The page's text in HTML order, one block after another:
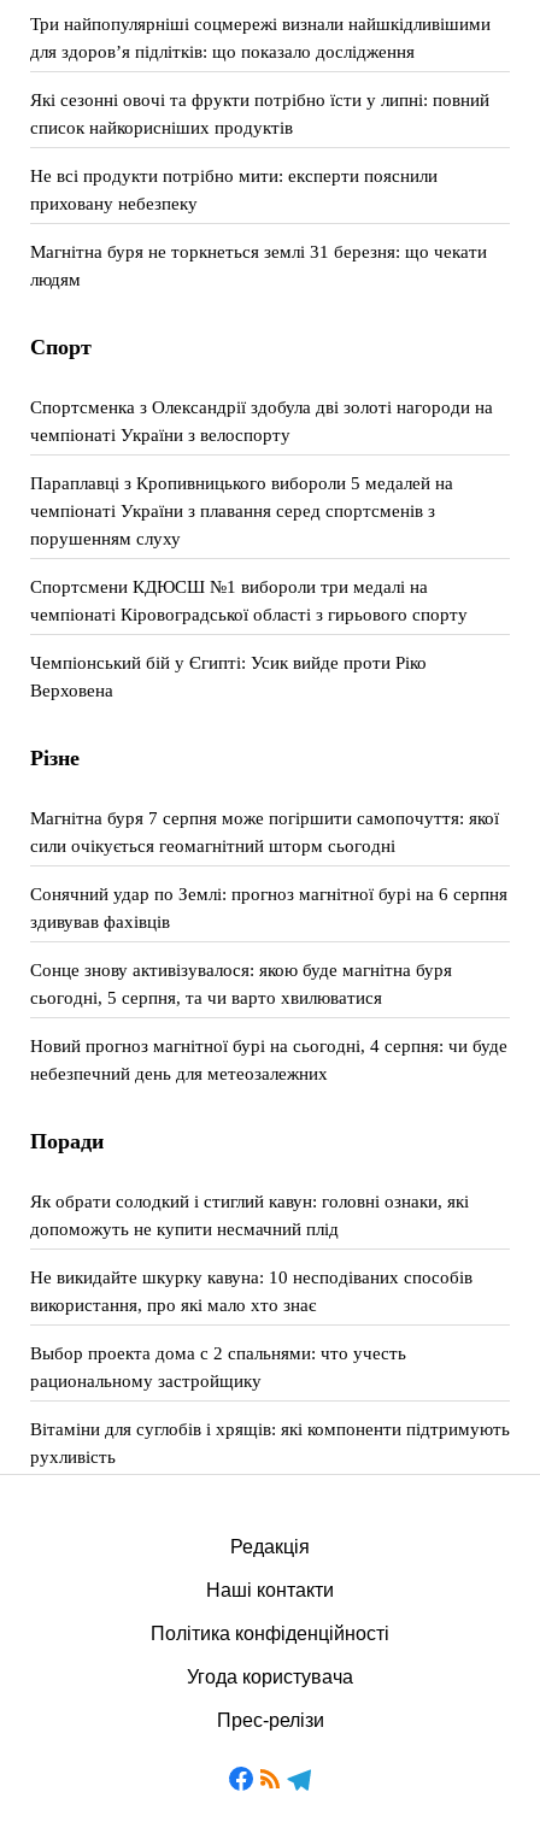
Три найпопулярніші соцмережі визнали найшкідливішими
для здоров’я підлітків: що показало дослідження
Які сезонні овочі та фрукти потрібно їсти у липні: повний
список найкорисніших продуктів
Не всі продукти потрібно мити: експерти пояснили
приховану небезпеку
Магнітна буря не торкнеться землі 31 березня: що чекати
людям
Спорт
Спортсменка з Олександрії здобула дві золоті нагороди на
чемпіонаті України з велоспорту
Параплавці з Кропивницького вибороли 5 медалей на
чемпіонаті України з плавання серед спортсменів з
порушенням слуху
Спортсмени КДЮСШ №1 вибороли три медалі на
чемпіонаті Кіровоградської області з гирьового спорту
Чемпіонський бій у Єгипті: Усик вийде проти Ріко
Верховена
Різне
Магнітна буря 7 серпня може погіршити самопочуття: якої
сили очікується геомагнітний шторм сьогодні
Сонячний удар по Землі: прогноз магнітної бурі на 6 серпня
здивував фахівців
Сонце знову активізувалося: якою буде магнітна буря
сьогодні, 5 серпня, та чи варто хвилюватися
Новий прогноз магнітної бурі на сьогодні, 4 серпня: чи буде
небезпечний день для метеозалежних
Поради
Як обрати солодкий і стиглий кавун: головні ознаки, які
допоможуть не купити несмачний плід
Не викидайте шкурку кавуна: 10 несподіваних способів
використання, про які мало хто знає
Выбор проекта дома с 2 спальнями: что учесть
рациональному застройщику
Вітаміни для суглобів і хрящів: які компоненти підтримують
рухливість
Редакція
Наші контакти
Політика конфіденційності
Угода користувача
Прес-релізи